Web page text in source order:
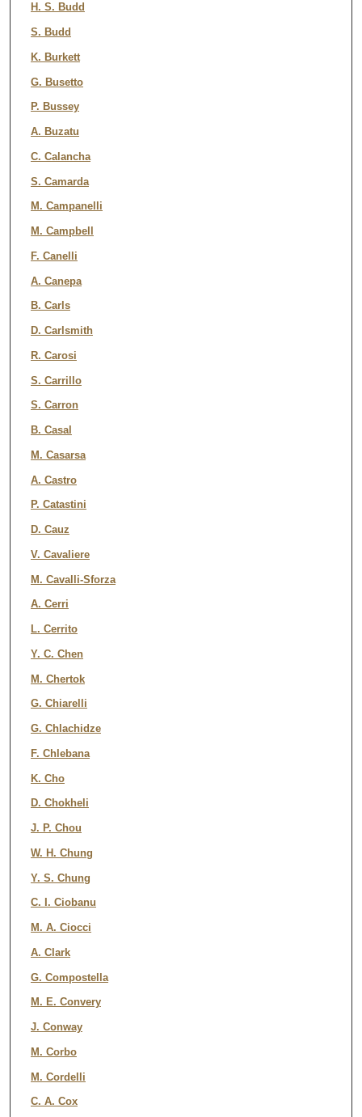
H. S. Budd
S. Budd
K. Burkett
G. Busetto
P. Bussey
A. Buzatu
C. Calancha
S. Camarda
M. Campanelli
M. Campbell
F. Canelli
A. Canepa
B. Carls
D. Carlsmith
R. Carosi
S. Carrillo
S. Carron
B. Casal
M. Casarsa
A. Castro
P. Catastini
D. Cauz
V. Cavaliere
M. Cavalli-Sforza
A. Cerri
L. Cerrito
Y. C. Chen
M. Chertok
G. Chiarelli
G. Chlachidze
F. Chlebana
K. Cho
D. Chokheli
J. P. Chou
W. H. Chung
Y. S. Chung
C. I. Ciobanu
M. A. Ciocci
A. Clark
G. Compostella
M. E. Convery
J. Conway
M. Corbo
M. Cordelli
C. A. Cox